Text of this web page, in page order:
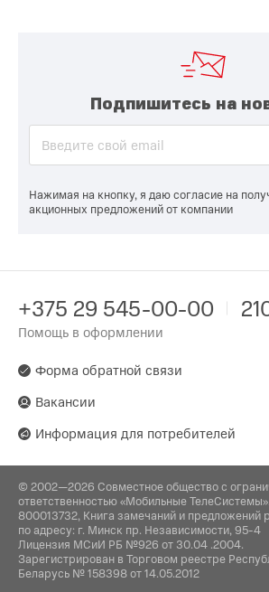
Подпишитесь на
Нажимая на кнопку, я даю согласие на
акционных предложений от компании
+375 29 545-00-00
Помощь в оформлении
Форма обратной связи
Вакансии
Информация для потребителей
© 2002—2026 Совместное общество с
ответственностью «Мобильные
800013732, Книга замечаний и предложений
по адресу: г. Минск пр. Независимости, 95-4
Лицензия МСиИ РБ №926 от 30.04 .2004.
Зарегистрирован в Торговом реестре
Беларусь № 158398 от 14.05.2012